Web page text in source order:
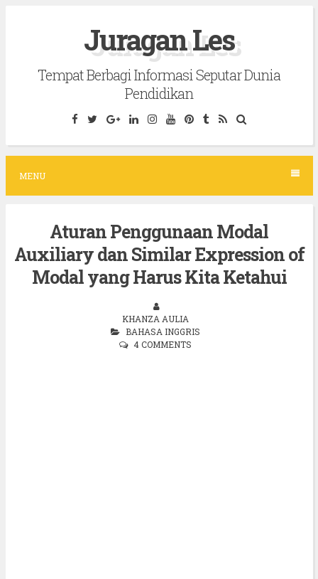
c
Juragan Les
Tempat Berbagi Informasi Seputar Dunia
Pendidikan
MENU
Aturan Penggunaan Modal
Auxiliary dan Similar Expression of
Modal yang Harus Kita Ketahui
KHANZA AULIA
BAHASA INGGRIS
4 COMMENTS